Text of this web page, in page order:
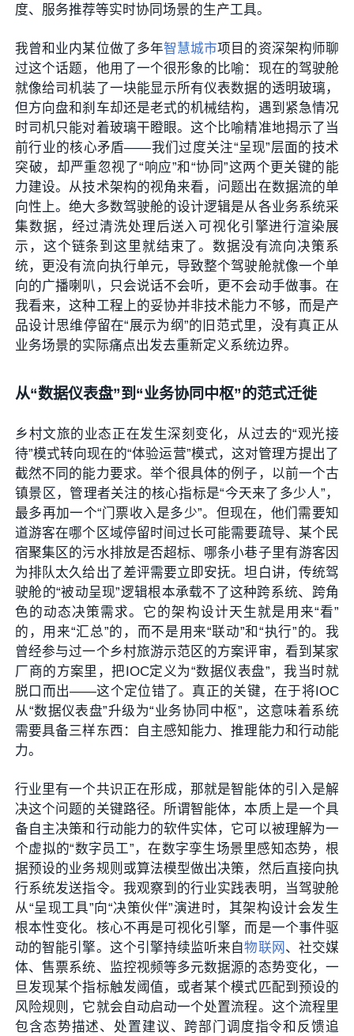
度、服务推荐等实时协同场景的生产工具。
我曾和业内某位做了多年智慧城市项目的资深架构师聊
过这个话题，他用了一个很形象的比喻：现在的驾驶舱
就像给司机装了一块能显示所有仪表数据的透明玻璃，
但方向盘和刹车却还是老式的机械结构，遇到紧急情况
时司机只能对着玻璃干瞪眼。这个比喻精准地揭示了当
前行业的核心矛盾——我们过度关注“呈现”层面的技术
突破，却严重忽视了“响应”和“协同”这两个更关键的能
力建设。从技术架构的视角来看，问题出在数据流的单
向性上。绝大多数驾驶舱的设计逻辑是从各业务系统采
集数据，经过清洗处理后送入可视化引擎进行渲染展
示，这个链条到这里就结束了。数据没有流向决策系
统，更没有流向执行单元，导致整个驾驶舱就像一个单
向的广播喇叭，只会说话不会听，更不会动手做事。在
我看来，这种工程上的妥协并非技术能力不够，而是产
品设计思维停留在“展示为纲”的旧范式里，没有真正从
业务场景的实际痛点出发去重新定义系统边界。
从“数据仪表盘”到“业务协同中枢”的范式迁徙
乡村文旅的业态正在发生深刻变化，从过去的“观光接
待”模式转向现在的“体验运营”模式，这对管理方提出了
截然不同的能力要求。举个很具体的例子，以前一个古
镇景区，管理者关注的核心指标是“今天来了多少人”，
最多再加一个“门票收入是多少”。但现在，他们需要知
道游客在哪个区域停留时间过长可能需要疏导、某个民
宿聚集区的污水排放是否超标、哪条小巷子里有游客因
为排队太久给出了差评需要立即安抚。坦白讲，传统驾
驶舱的“被动呈现”逻辑根本承载不了这种跨系统、跨角
色的动态决策需求。它的架构设计天生就是用来“看”
的，用来“汇总”的，而不是用来“联动”和“执行”的。我
曾经参与过一个乡村旅游示范区的方案评审，看到某家
厂商的方案里，把IOC定义为“数据仪表盘”，我当时就
脱口而出——这个定位错了。真正的关键，在于将IOC
从“数据仪表盘”升级为“业务协同中枢”，这意味着系统
需要具备三样东西：自主感知能力、推理能力和行动能
力。
行业里有一个共识正在形成，那就是智能体的引入是解
决这个问题的关键路径。所谓智能体，本质上是一个具
备自主决策和行动能力的软件实体，它可以被理解为一
个虚拟的“数字员工”，在数字孪生场景里感知态势，根
据预设的业务规则或算法模型做出决策，然后直接向执
行系统发送指令。我观察到的行业实践表明，当驾驶舱
从“呈现工具”向“决策伙伴”演进时，其架构设计会发生
根本性变化。核心不再是可视化引擎，而是一个事件驱
动的智能引擎。这个引擎持续监听来自物联网 、社交媒
体、售票系统、监控视频等多元数据源的态势变化，一
旦发现某个指标触发阈值，或者某个模式匹配到预设的
风险规则，它就会自动启动一个处置流程。这个流程里
包含态势描述、处置建议、跨部门调度指令和反馈追